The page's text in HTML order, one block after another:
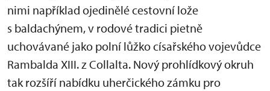
nimi například ojedinělé cestovní lože
s baldachýnem, v rodové tradici pietně
uchovávané jako polní lůžko císařského vojevůdce
Rambalda XIII. z Collalta. Nový prohlídkový okruh
tak rozšíří nabídku uherčického zámku pro